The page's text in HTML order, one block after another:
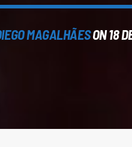
MAGALHÃESON 18